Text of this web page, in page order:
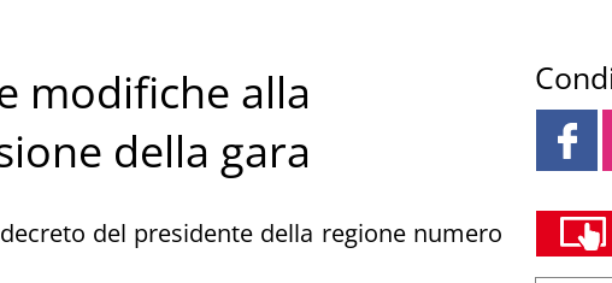
modifiche alla
della gara
del presidente della regione numero